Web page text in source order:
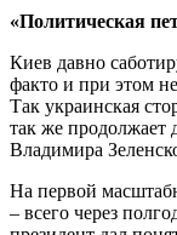
«Политическая
Киев давно
факто и при этом
Так украинская
так же продолжает
Владимира
На первой
– всего через